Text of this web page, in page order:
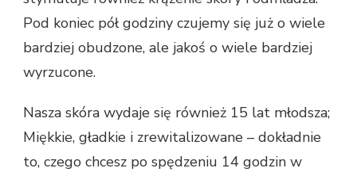
Pod koniec pół godziny czujemy się już o wiele
bardziej obudzone, ale jakoś o wiele bardziej
wyrzucone.
Nasza skóra wydaje się również 15 lat młodsza;
Miękkie, gładkie i zrewitalizowane – dokładnie
to, czego chcesz po spędzeniu 14 godzin w